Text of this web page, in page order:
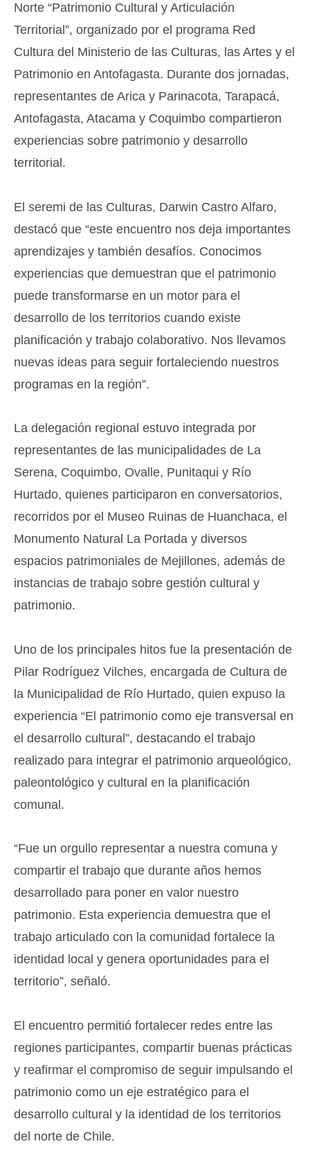
Norte “Patrimonio Cultural y Articulación
Territorial”, organizado por el programa Red
Cultura del Ministerio de las Culturas, las Artes y el
Patrimonio en Antofagasta. Durante dos jornadas,
representantes de Arica y Parinacota, Tarapacá,
Antofagasta, Atacama y Coquimbo compartieron
experiencias sobre patrimonio y desarrollo
territorial.
El seremi de las Culturas, Darwin Castro Alfaro,
destacó que “este encuentro nos deja importantes
aprendizajes y también desafíos. Conocimos
experiencias que demuestran que el patrimonio
puede transformarse en un motor para el
desarrollo de los territorios cuando existe
planificación y trabajo colaborativo. Nos llevamos
nuevas ideas para seguir fortaleciendo nuestros
programas en la región”.
La delegación regional estuvo integrada por
representantes de las municipalidades de La
Serena, Coquimbo, Ovalle, Punitaqui y Río
Hurtado, quienes participaron en conversatorios,
recorridos por el Museo Ruinas de Huanchaca, el
Monumento Natural La Portada y diversos
espacios patrimoniales de Mejillones, además de
instancias de trabajo sobre gestión cultural y
patrimonio.
Uno de los principales hitos fue la presentación de
Pilar Rodríguez Vilches, encargada de Cultura de
la Municipalidad de Río Hurtado, quien expuso la
experiencia “El patrimonio como eje transversal en
el desarrollo cultural”, destacando el trabajo
realizado para integrar el patrimonio arqueológico,
paleontológico y cultural en la planificación
comunal.
“Fue un orgullo representar a nuestra comuna y
compartir el trabajo que durante años hemos
desarrollado para poner en valor nuestro
patrimonio. Esta experiencia demuestra que el
trabajo articulado con la comunidad fortalece la
identidad local y genera oportunidades para el
territorio”, señaló.
El encuentro permitió fortalecer redes entre las
regiones participantes, compartir buenas prácticas
y reafirmar el compromiso de seguir impulsando el
patrimonio como un eje estratégico para el
desarrollo cultural y la identidad de los territorios
del norte de Chile.